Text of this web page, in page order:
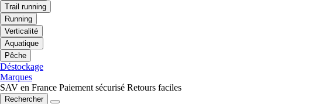
Trail running
Running
Verticalité
Aquatique
Pêche
Déstockage
Marques
SAV en France Paiement sécurisé Retours faciles
Rechercher